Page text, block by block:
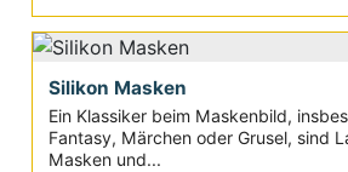
Silikon Masken
Ein Klassiker beim Maskenbild,
Fantasy, Märchen oder Grusel, sind
Masken und...